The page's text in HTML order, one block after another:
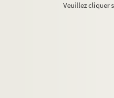
Veuillez cliquer